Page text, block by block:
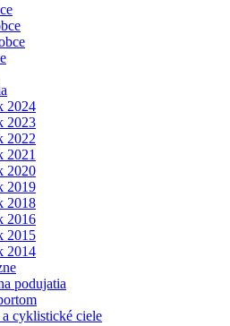
2024
2023
2022
2021
2020
2019
2018
2016
2015
2014
podujatia
cyklistické ciele